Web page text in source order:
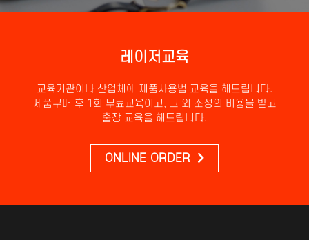
레이저교육
교육기관이나 산업체에 제품사용법 교육을 해드립니다.
제품구매 후 1회 무료교육이고, 그 외 소정의 비용을 받고
출장 교육을 해드립니다.
ONLINE ORDER